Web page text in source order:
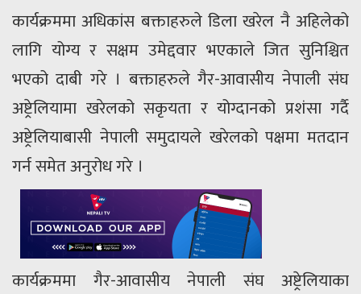
कार्यक्रममा अधिकांस बक्ताहरुले डिला खरेल नै अहिलेको
लागि योग्य र सक्षम उमेद्दवार भएकाले जित सुनिश्चित
भएको दाबी गरे । बक्ताहरुले गैर-आवासीय नेपाली संघ
अष्ट्रेलियामा खरेलको सकृयता र योग्दानको प्रशंसा गर्दै
अष्ट्रेलियाबासी नेपाली समुदायले खरेलको पक्षमा मतदान
गर्न समेत अनुरोध गरे ।
कार्यक्रममा गैर-आवासीय नेपाली संघ अष्ट्रेलियाका